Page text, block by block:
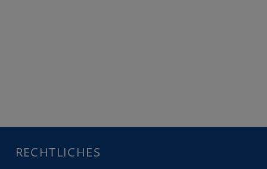
RECHTLICHES